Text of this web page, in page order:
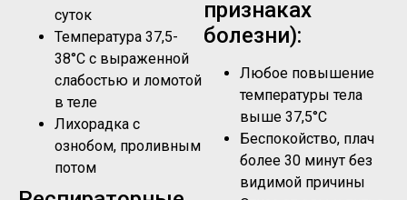
суток
Температура 37,5-
38°C с выраженной
слабостью и ломотой
в теле
Лихорадка с
ознобом, проливным
потом
признаках
болезни):
Любое повышение
температуры тела
выше 37,5°C
Беспокойство, плач
более 30 минут без
видимой причины